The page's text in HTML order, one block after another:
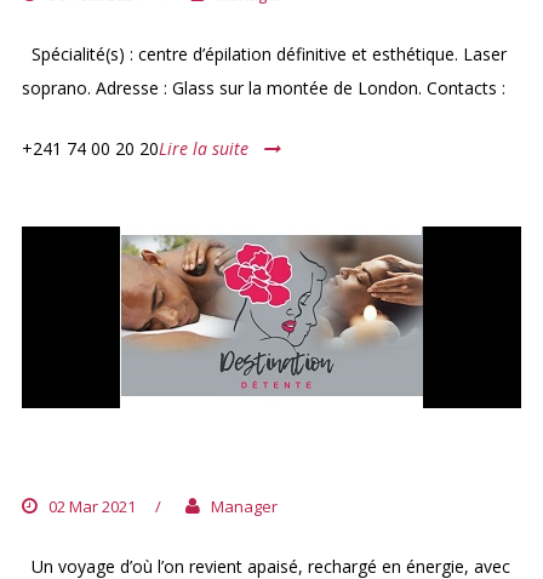
Spécialité(s) : centre d’épilation définitive et esthétique. Laser
soprano. Adresse : Glass sur la montée de London. Contacts :
+241 74 00 20 20Lire la suite
02 Mar 2021 / Manager
Un voyage d’où l’on revient apaisé, rechargé en énergie, avec